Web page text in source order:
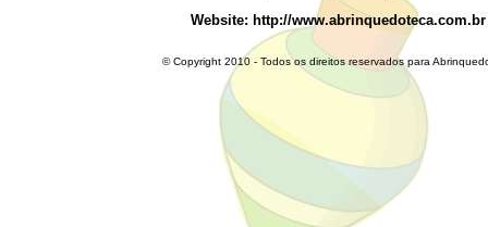
Website: http://www.abrinquedoteca.com.br
© Copyright 2010 - Todos os direitos reservados para